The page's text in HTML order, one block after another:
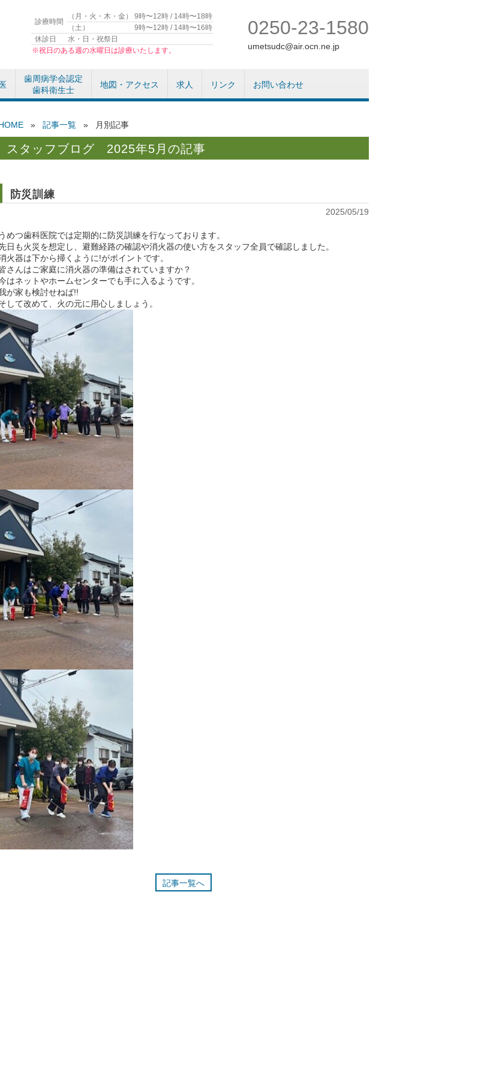
診療時間
（月・火・木・金）
9時〜12時 / 14時〜18時
（土）
9時〜12時 / 14時〜16時
休診日
水・日・祝祭日
※祝日のある週の水曜日は診療いたします。
0250-23-1580
umetsudc@air.ocn.ne.jp
歯周病学会認定
歯科衛生士
地図・アクセス 求人 リンク お問い合わせ
» 記事一覧 » 月別記事
2025年5月の記事
防災訓練
2025/05/19
うめつ歯科医院では定期的に防災訓練を行なっております。
日も火災を想定し、避難経路の確認や消火器の使い方をスタッフ全員で確認しました。
火器は下から掃くように!がポイントです。
さんはご家庭に消火器の準備はされていますか？
はネットやホームセンターでも手に入るようです。
が家も検討せねば!!
して改めて、火の元に用心しましょう。
記事一覧へ